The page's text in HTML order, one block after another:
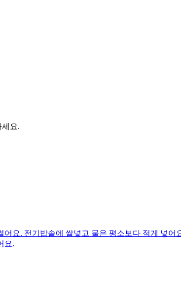
세요.
요. 전기밥솥에 쌀넣고 물은 평소보다 적게 넣
요.